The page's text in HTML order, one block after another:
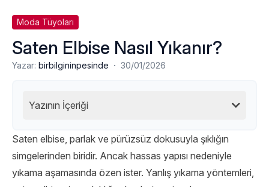
Moda Tüyoları
Saten Elbise Nasıl Yıkanır?
Yazar: birbilgininpesinde · 30/01/2026
Yazının İçeriği
Saten elbise, parlak ve pürüzsüz dokusuyla şıklığın
simgelerinden biridir. Ancak hassas yapısı nedeniyle
yıkama aşamasında özen ister. Yanlış yıkama yöntemleri,